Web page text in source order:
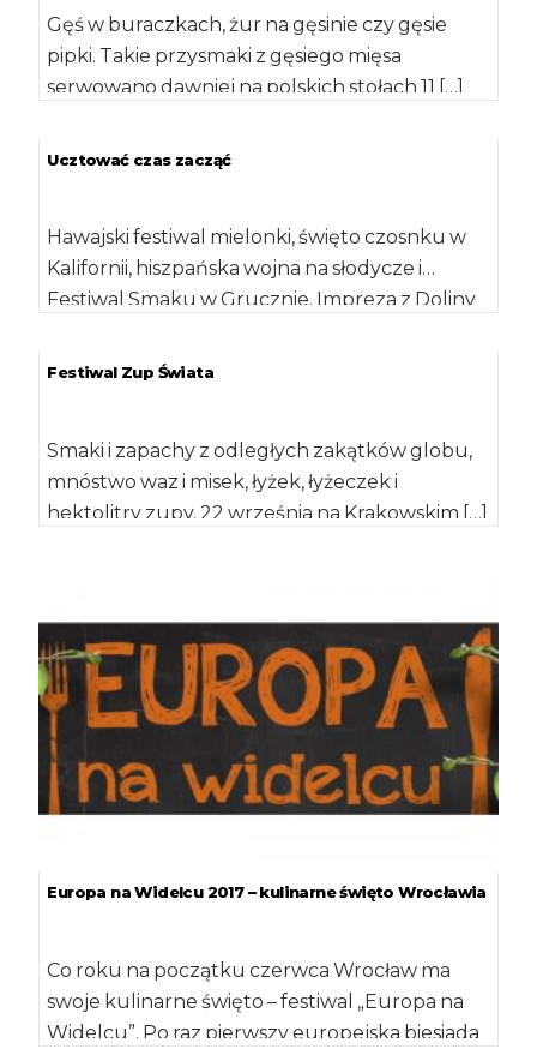
Gęś w buraczkach, żur na gęsinie czy gęsie
pipki. Takie przysmaki z gęsiego mięsa
serwowano dawniej na polskich stołach 11 […]
Ucztować czas zacząć
Hawajski festiwal mielonki, święto czosnku w
Kalifornii, hiszpańska wojna na słodycze i…
Festiwal Smaku w Grucznie. Impreza z Doliny
Festiwal Zup Świata
Smaki i zapachy z odległych zakątków globu,
mnóstwo waz i misek, łyżek, łyżeczek i
hektolitry zupy. 22 września na Krakowskim […]
Europa na Widelcu 2017 – kulinarne święto Wrocławia
Co roku na początku czerwca Wrocław ma
swoje kulinarne święto – festiwal „Europa na
Widelcu”. Po raz pierwszy europejska biesiada